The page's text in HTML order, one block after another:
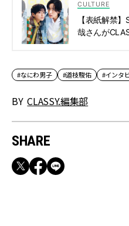
CULTURE
【表紙解禁
哉さんが
#なにわ男子 #道枝駿佑 #インタ
BY CLASSY.編集部
SHARE